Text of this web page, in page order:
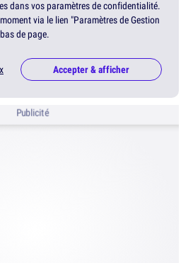
dans vos paramètres de confidentialité.
via le lien "Paramètres de Gestion
de page.
Accepter & afficher
Publicité